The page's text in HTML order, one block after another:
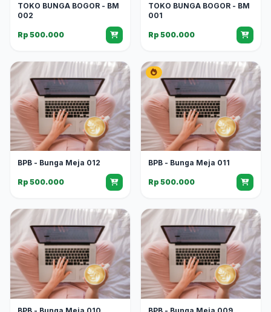
TOKO BUNGA BOGOR - BM
002
Rp 500.000
TOKO BUNGA BOGOR - BM
001
Rp 500.000
BPB - Bunga Meja 012
Rp 500.000
BPB - Bunga Meja 011
Rp 500.000
BPB - Bunga Meja 010 BPB - Bunga Meja 009